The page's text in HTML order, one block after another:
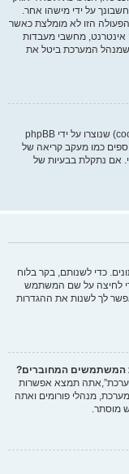
על ידי מישהו אחר.
הזו לא מומלצת כאשר
מחשבי מעבדות
שמנהל המערכת ביטל את
"מחק את כל עוגיות המערכת" מוחק את כל העוגיות (cookies) שנוצרו על ידי phpBB
כמו מעקב קריאה של
אם נתקלת בבעיות של
כדי לשנותם, בקר בלוח
לחיצה על שם המשתמש
לך לשנות את ההגדרות
המשתמשים המחוברים?
תמצא אפשרות
מנהלי פורומים ואתה
מוסתר.